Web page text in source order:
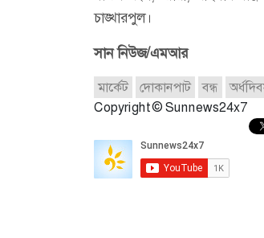
চাঙ্খারপুল।
সান নিউজ/এমআর
মার্কেট দোকানপাট বন্ধ
Copyright © Sunnews24x7